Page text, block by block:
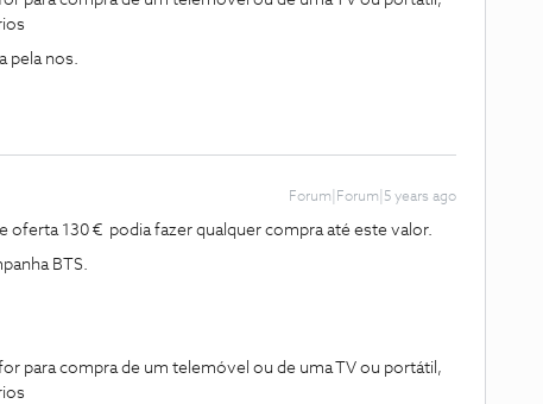
pela nos.
Forum|Forum|5 years ago
oferta 130 € podia fazer qualquer compra até este valor.
BTS.
para compra de um telemóvel ou de uma TV ou portátil,